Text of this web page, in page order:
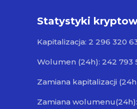
Statystyki
Kapitalizacja: 2 296 320
Wolumen (24h): 242 793
Zamiana kapitalizacji
Zamiana wolumenu(24h):